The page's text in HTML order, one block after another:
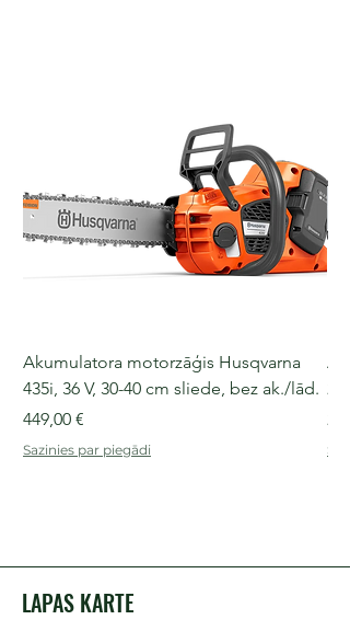
Akumulatora motorzāģis Husqvarna
435i, 36 V, 30-40 cm sliede, bez ak./lād.
Cena
449,00 €
Sazinies par piegādi
LAPAS KARTE